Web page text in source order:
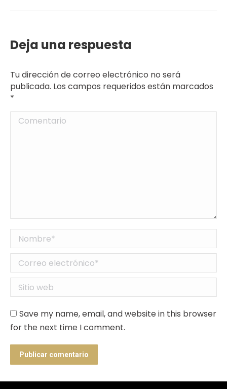
Deja una respuesta
Tu dirección de correo electrónico no será
publicada. Los campos requeridos están marcados
*
Comentario
Nombre *
Correo electrónico *
Sitio web
Save my name, email, and website in this browser
for the next time I comment.
Publicar comentario